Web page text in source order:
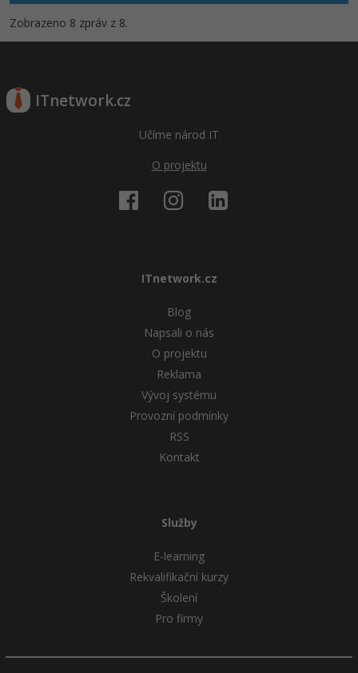
Zobrazeno 8 zpráv z 8.
ITnetwork.cz
Učíme národ IT
O projektu
ITnetwork.cz
Blog
Napsali o nás
O projektu
Reklama
Vývoj systému
Provozní podmínky
RSS
Kontakt
Služby
E-learning
Rekvalifikační kurzy
Školení
Pro firmy